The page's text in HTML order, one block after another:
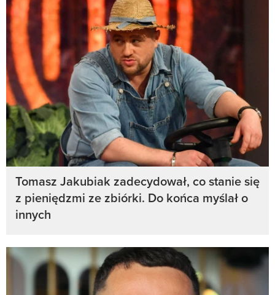
Tomasz Jakubiak zadecydował, co stanie się
z pieniędzmi ze zbiórki. Do końca myślał o
innych